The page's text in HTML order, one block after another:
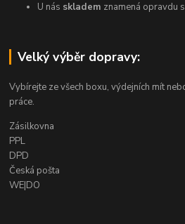
U nás skladem znamená opravdu
Velký výběr dopravy:
Vybírejte ze všech boxu, výdejních mít
práce.
Zásilkovna
PPL
DPD
Česká pošta
WE|DO